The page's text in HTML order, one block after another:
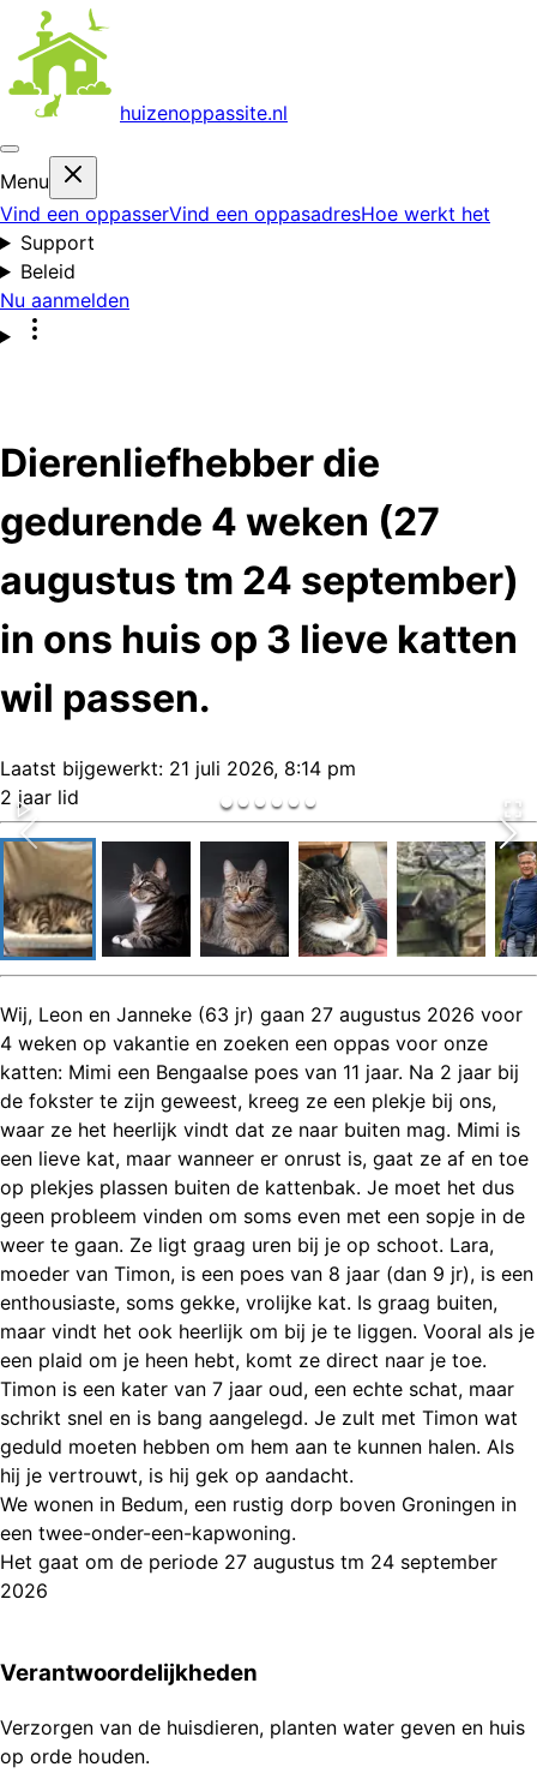
huizenoppassite.nl
Menu
Vind een oppasserVind een oppasadresHoe werkt het
Support
Beleid
Nu aanmelden
Dierenliefhebber die
gedurende 4 weken (27
augustus tm 24 september)
in ons huis op 3 lieve katten
wil passen.
Laatst bijgewerkt: 21 juli 2026, 8:14 pm
2 jaar lid
Wij, Leon en Janneke (63 jr) gaan 27 augustus 2026 voor
4 weken op vakantie en zoeken een oppas voor onze
katten: Mimi een Bengaalse poes van 11 jaar. Na 2 jaar bij
de fokster te zijn geweest, kreeg ze een plekje bij ons,
waar ze het heerlijk vindt dat ze naar buiten mag. Mimi is
een lieve kat, maar wanneer er onrust is, gaat ze af en toe
op plekjes plassen buiten de kattenbak. Je moet het dus
geen probleem vinden om soms even met een sopje in de
weer te gaan. Ze ligt graag uren bij je op schoot. Lara,
moeder van Timon, is een poes van 8 jaar (dan 9 jr), is een
enthousiaste, soms gekke, vrolijke kat. Is graag buiten,
maar vindt het ook heerlijk om bij je te liggen. Vooral als je
een plaid om je heen hebt, komt ze direct naar je toe.
Timon is een kater van 7 jaar oud, een echte schat, maar
schrikt snel en is bang aangelegd. Je zult met Timon wat
geduld moeten hebben om hem aan te kunnen halen. Als
hij je vertrouwt, is hij gek op aandacht.
We wonen in Bedum, een rustig dorp boven Groningen in
een twee-onder-een-kapwoning.
Het gaat om de periode 27 augustus tm 24 september
2026
Verantwoordelijkheden
Verzorgen van de huisdieren, planten water geven en huis
op orde houden.